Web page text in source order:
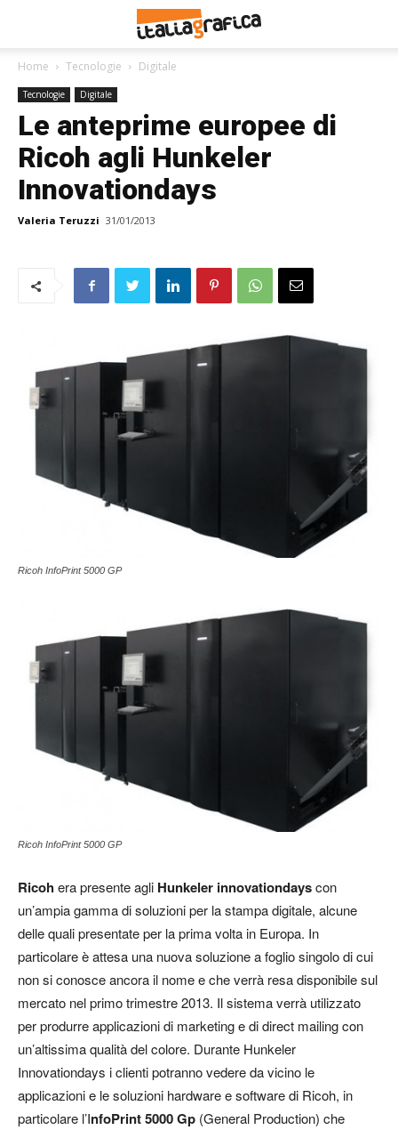
Home Tecnologie Digitale
Tecnologie Digitale
Le anteprime europee di
Ricoh agli Hunkeler
Innovationdays
Valeria Teruzzi 31/01/2013
Ricoh InfoPrint 5000 GP
Ricoh InfoPrint 5000 GP
Ricohera presente agli Hunkeler innovationdayscon
un’ampia gamma di soluzioni per la stampa digitale, alcune
delle quali presentate per la prima volta in Europa. In
particolare è attesa una nuova soluzione a foglio singolo di cui
non si conosce ancora il nome e che verrà resa disponibile sul
mercato nel primo trimestre 2013. Il sistema verrà utilizzato
per produrre applicazioni di marketing e di direct mailing con
un’altissima qualità del colore. Durante Hunkeler
Innovationdays i clienti potranno vedere da vicino le
applicazioni e le soluzioni hardware e software di Ricoh, in
particolare l’InfoPrint 5000 Gp (General Production) che